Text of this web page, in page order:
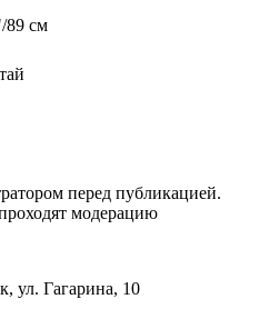
89 см
перед публикацией.
модерацию
ул. Гагарина, 10